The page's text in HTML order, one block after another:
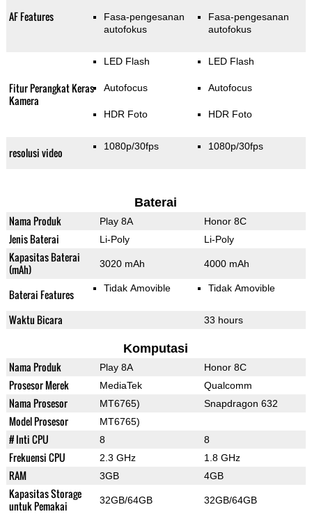
AF Features
Fasa-pengesanan
autofokus
Fasa-pengesanan
autofokus
Fitur Perangkat Keras
Kamera
LED Flash
Autofocus
HDR Foto
LED Flash
Autofocus
HDR Foto
resolusi video 1080p/30fps 1080p/30fps
Baterai
Nama Produk Play 8A Honor 8C
Jenis Baterai Li-Poly Li-Poly
Kapasitas Baterai
(mAh)
3020 mAh 4000 mAh
Baterai Features Tidak Amovible Tidak Amovible
Waktu Bicara 33 hours
Komputasi
Nama Produk Play 8A Honor 8C
Prosesor Merek MediaTek Qualcomm
Nama Prosesor MT6765) Snapdragon 632
Model Prosesor MT6765)
# Inti CPU 8 8
Frekuensi CPU 2.3 GHz 1.8 GHz
RAM 3GB 4GB
Kapasitas Storage
untuk Pemakai
32GB/64GB 32GB/64GB